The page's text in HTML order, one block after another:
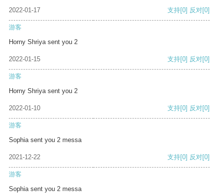
2022-01-17 支持[0] 反对[0]
游客
Horny Shriya sent you 2
2022-01-15 支持[0] 反对[0]
游客
Horny Shriya sent you 2
2022-01-10 支持[0] 反对[0]
游客
Sophia sent you 2 messa
2021-12-22 支持[0] 反对[0]
游客
Sophia sent you 2 messa